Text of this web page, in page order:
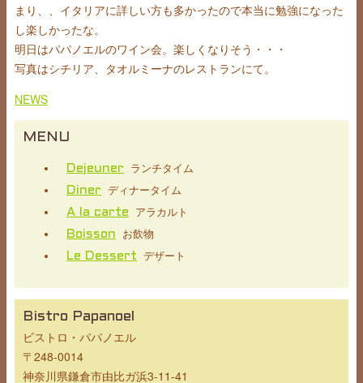
まり、、イタリアに詳しい方も多かったので本当に勉強になった
し楽しかったな。
明日はパパノエルのワイン会。楽しくなりそう・・・
写真はシチリア、タオルミーナのレストランにて。
NEWS
MENU
Dejeuner ランチタイム
Diner ディナータイム
A la carte アラカルト
Boisson お飲物
Le Dessert デザート
Bistro Papanoel
ビストロ・パパノエル
〒248-0014
神奈川県鎌倉市由比ガ浜3-11-41